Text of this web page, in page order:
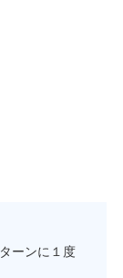
ーンに１度